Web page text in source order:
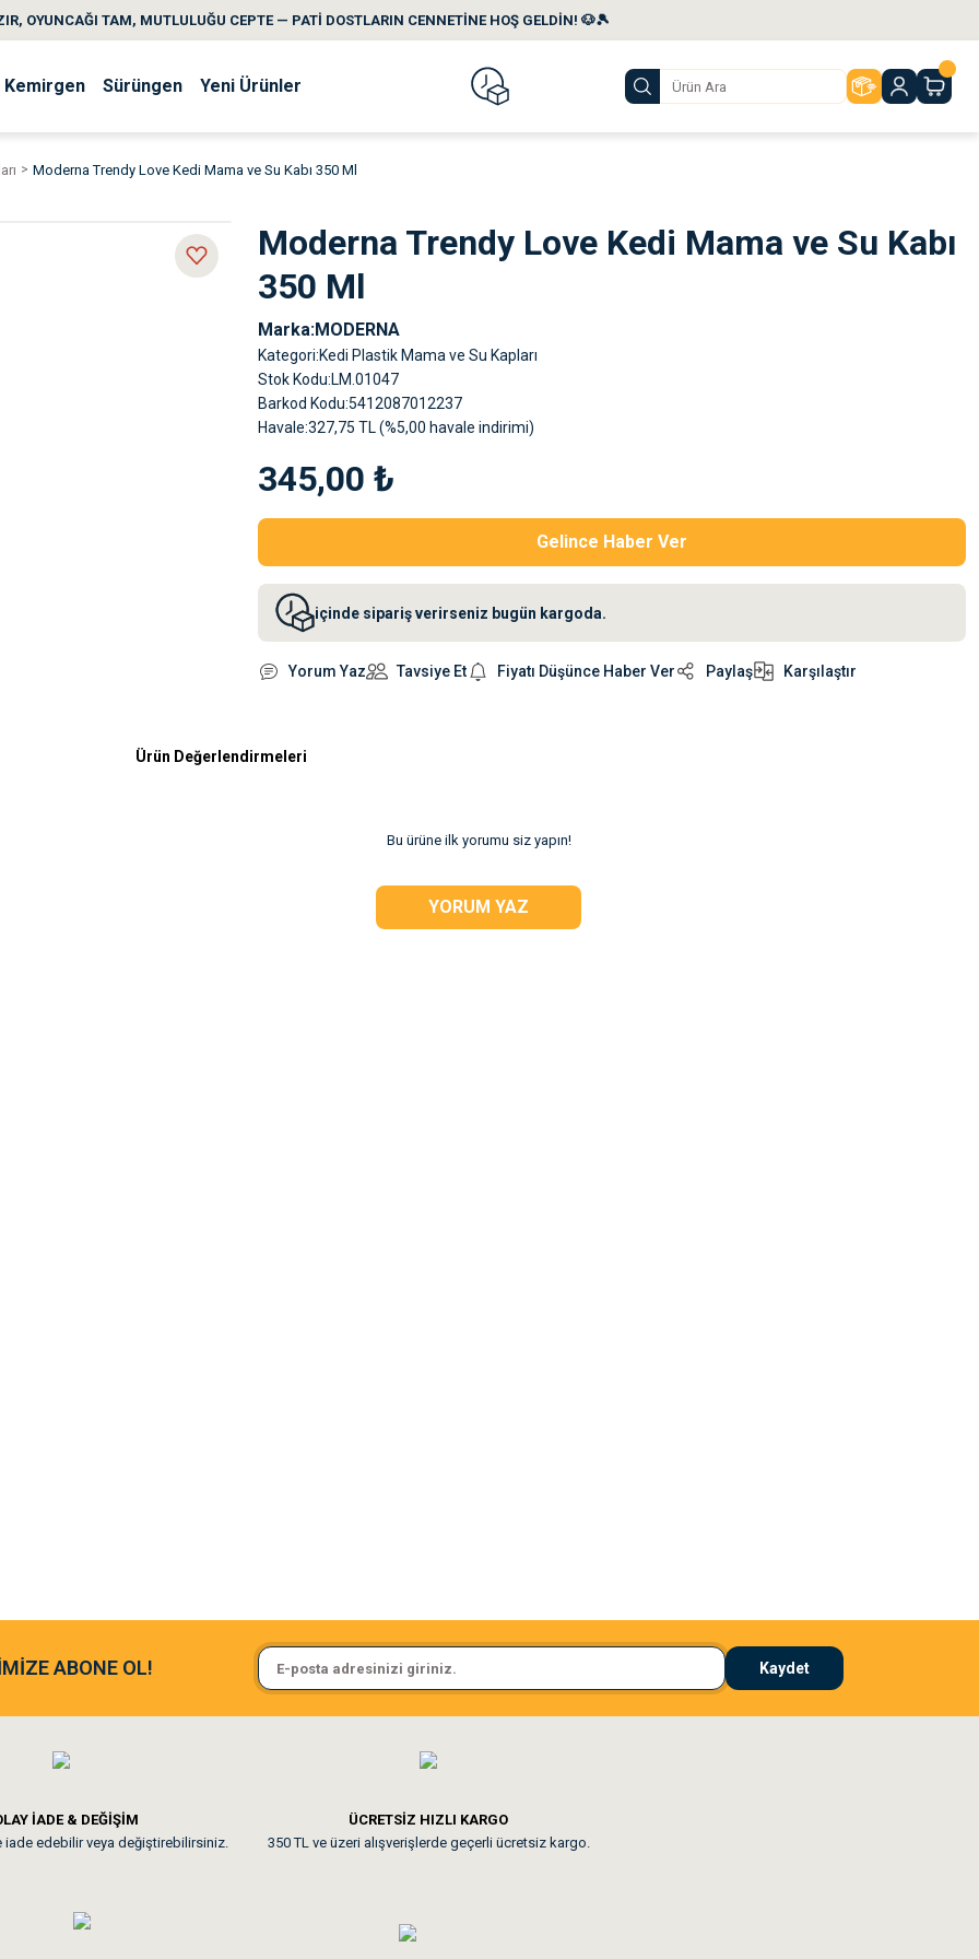
OYUNCAĞI TAM, MUTLULUĞU CEPTE — PATİ DOSTLARIN CENNETİNE HOŞ GELDİN! 🐶🎾
Kemirgen Sürüngen Yeni Ürünler
Moderna Trendy Love Kedi Mama ve Su Kabı 350 Ml
Moderna Trendy Love Kedi Mama ve Su Kabı
350 Ml
Marka MODERNA
Kategori Kedi Plastik Mama ve Su Kapları
Stok Kodu LM.01047
Barkod Kodu 5412087012237
Havale 327,75 TL (%5,00 havale indirimi)
345,00 ₺
Gelince Haber Ver
içinde sipariş verirseniz bugün kargoda.
Yorum Yaz Tavsiye Et Fiyatı Düşünce Haber Ver Paylaş Karşılaştır
Ürün Değerlendirmeleri
Bu ürüne ilk yorumu siz yapın!
YORUM YAZ
ve paketlemesine bayıldım
Sa**** On******
Pamuk için aradığım tüm oyuncaklar mevcut
Uygun fiyatta olması iyi.
ABONE OL! Kaydet
İADE & DEĞİŞİM
iade edebilir veya değiştirebilirsiniz.
ÜCRETSİZ HIZLI KARGO
350 TL ve üzeri alışverişlerde geçerli ücretsiz kargo.